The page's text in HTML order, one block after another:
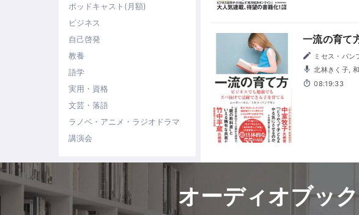
ポッドキャスト(月額)
ビジネス
自己啓発
教養
語学
実用・資格
文芸・落語
ラノベ・アニメ・ラジオドラマ
講演会
一流の育て
ミセス・パン
北林きく子,
08:19:33
オーディオブッ